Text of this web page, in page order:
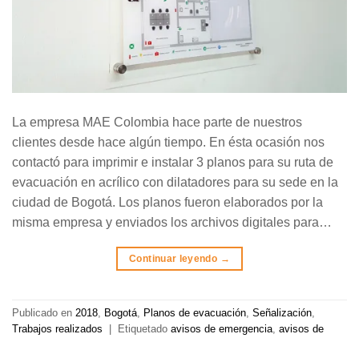
La empresa MAE Colombia hace parte de nuestros
clientes desde hace algún tiempo. En ésta ocasión nos
contactó para imprimir e instalar 3 planos para su ruta de
evacuación en acrílico con dilatadores para su sede en la
ciudad de Bogotá. Los planos fueron elaborados por la
misma empresa y enviados los archivos digitales para…
Continuar leyendo →
Publicado en 2018, Bogotá, Planos de evacuación, Señalización,
Trabajos realizados
Etiquetado avisos de emergencia, avisos de